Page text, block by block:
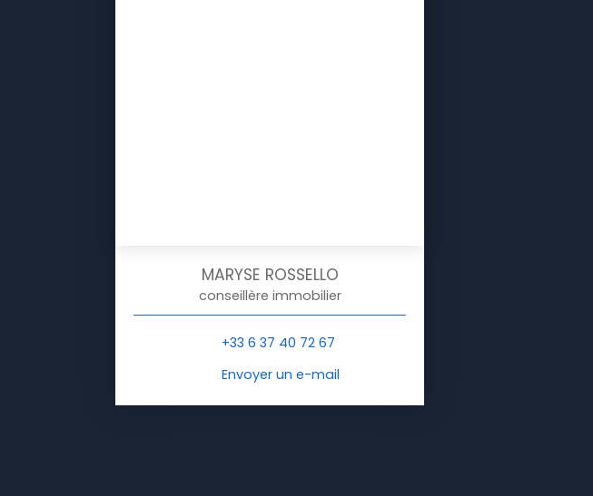
MARYSE ROSSELLO
conseillère immobilier
+33 6 37 40 72 67
Envoyer un e-mail